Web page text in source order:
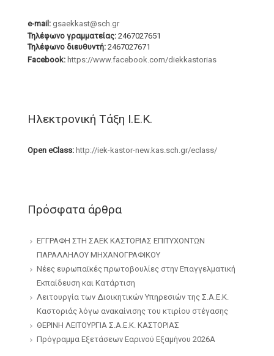
e-mail: gsaekkast@sch.gr
Τηλέφωνο γραμματείας: 2467027651
Τηλέφωνο διευθυντή: 2467027671
Facebook: https://www.facebook.com/diekkastorias
Ηλεκτρονική Τάξη Ι.Ε.Κ.
Open eClass: http://iek-kastor-new.kas.sch.gr/eclass/
Πρόσφατα άρθρα
ΕΓΓΡΑΦΗ ΣΤΗ ΣΑΕΚ ΚΑΣΤΟΡΙΑΣ ΕΠΙΤΥΧΟΝΤΩΝ
ΠΑΡΑΛΛΗΛΟΥ ΜΗΧΑΝΟΓΡΑΦΙΚΟΥ
Νέες ευρωπαϊκές πρωτοβουλίες στην Επαγγελματική
Εκπαίδευση και Κατάρτιση
Λειτουργία των Διοικητικών Υπηρεσιών της Σ.Α.Ε.Κ.
Καστοριάς λόγω ανακαίνισης του κτιρίου στέγασης
ΘΕΡΙΝΗ ΛΕΙΤΟΥΡΓΙΑ Σ.Α.Ε.Κ. ΚΑΣΤΟΡΙΑΣ
Πρόγραμμα Εξετάσεων Εαρινού Εξαμήνου 2026Α